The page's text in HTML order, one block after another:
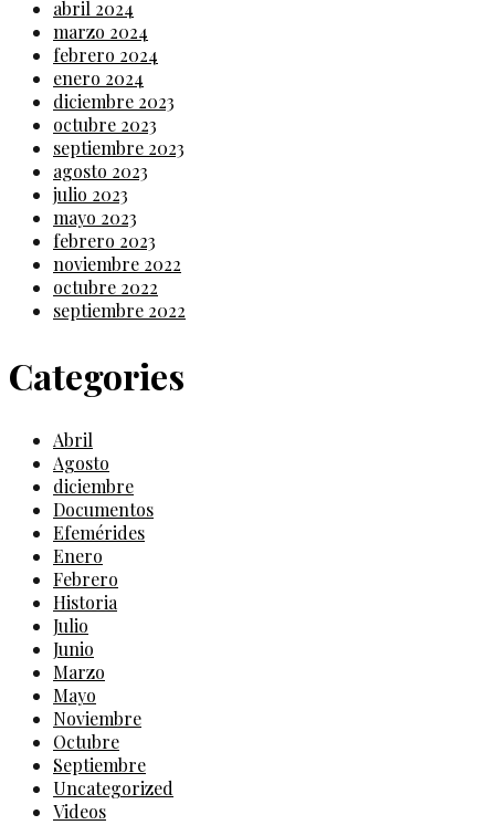
abril 2024
marzo 2024
febrero 2024
enero 2024
diciembre 2023
octubre 2023
septiembre 2023
agosto 2023
julio 2023
mayo 2023
febrero 2023
noviembre 2022
octubre 2022
septiembre 2022
Categories
Abril
Agosto
diciembre
Documentos
Efemérides
Enero
Febrero
Historia
Julio
Junio
Marzo
Mayo
Noviembre
Octubre
Septiembre
Uncategorized
Videos